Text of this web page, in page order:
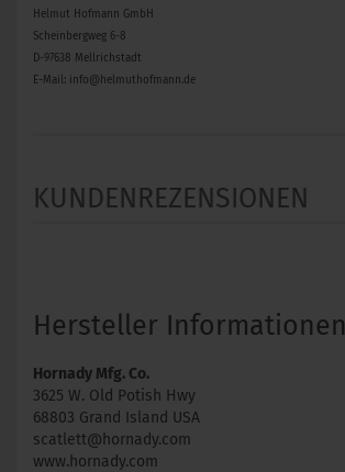
Helmut Hofmann GmbH
Scheinbergweg 6-8
D-97638 Mellrichstadt
E-Mail: info@helmuthofmann.de
KUNDENREZENSIONEN
Hersteller Informationen
Hornady Mfg. Co.
3625 W. Old Potish Hwy
68803 Grand Island USA
scatlett@hornady.com
www.hornady.com